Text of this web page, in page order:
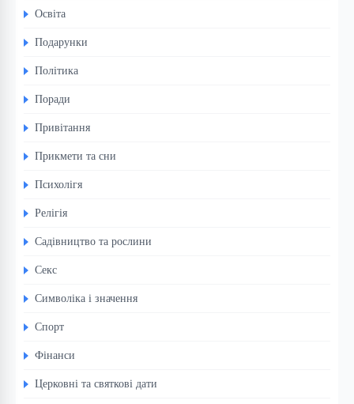
Освіта
Подарунки
Політика
Поради
Привітання
Прикмети та сни
Психолігя
Релігія
Садівництво та рослини
Секс
Символіка і значення
Спорт
Фінанси
Церковні та святкові дати